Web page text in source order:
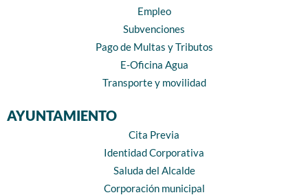
Empleo
Subvenciones
Pago de Multas y Tributos
E-Oficina Agua
Transporte y movilidad
AYUNTAMIENTO
Cita Previa
Identidad Corporativa
Saluda del Alcalde
Corporación municipal